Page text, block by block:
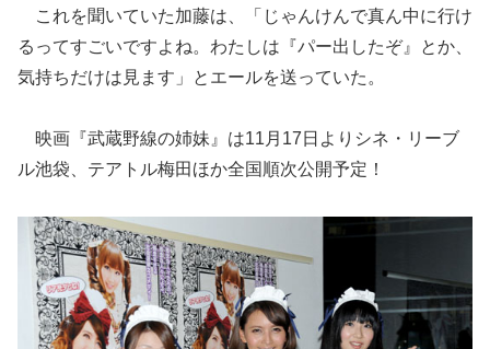
これを聞いていた加藤は、「じゃんけんで真ん中に行け
るってすごいですよね。わたしは『パー出したぞ』とか、
気持ちだけは見ます」とエールを送っていた。
映画『武蔵野線の姉妹』は11月17日よりシネ・リーブ
ル池袋、テアトル梅田ほか全国順次公開予定！